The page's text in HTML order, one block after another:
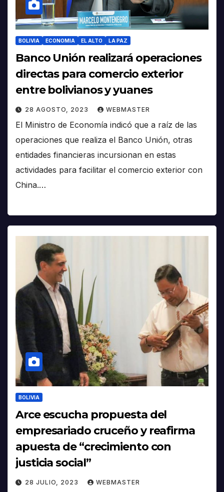
BOLIVIA ECONOMIA EL ALTO LA PAZ
Banco Unión realizará operaciones
directas para comercio exterior
entre bolivianos y yuanes
28 AGOSTO, 2023 WEBMASTER
El Ministro de Economía indicó que a raíz de las
operaciones que realiza el Banco Unión, otras
entidades financieras incursionan en estas
actividades para facilitar el comercio exterior con
China.…
BOLIVIA
Arce escucha propuesta del
empresariado cruceño y reafirma
apuesta de “crecimiento con
justicia social”
28 JULIO, 2023 WEBMASTER